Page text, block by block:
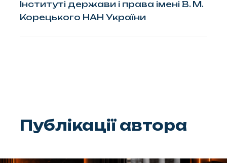
Інституті держави і права імені В. М.
Корецького НАН України
Публікації автора